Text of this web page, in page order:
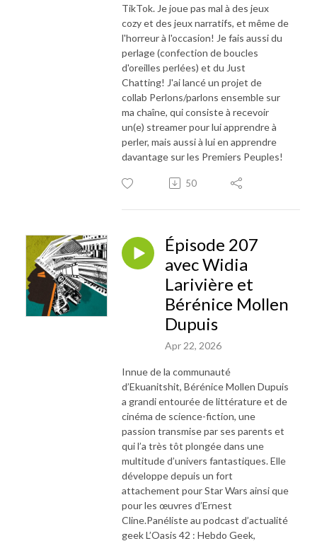
TikTok. Je joue pas mal à des jeux
cozy et des jeux narratifs, et même de
l'horreur à l'occasion! Je fais aussi du
perlage (confection de boucles
d'oreilles perlées) et du Just
Chatting! J'ai lancé un projet de
collab Perlons/parlons ensemble sur
ma chaîne, qui consiste à recevoir
un(e) streamer pour lui apprendre à
perler, mais aussi à lui en apprendre
davantage sur les Premiers Peuples!
50
Épisode 207
avec Widia
Larivière et
Bérénice Mollen
Dupuis
Apr 22, 2026
Innue de la communauté
d’Ekuanitshit, Bérénice Mollen Dupuis
a grandi entourée de littérature et de
cinéma de science-fiction, une
passion transmise par ses parents et
qui l’a très tôt plongée dans une
multitude d’univers fantastiques. Elle
développe depuis un fort
attachement pour Star Wars ainsi que
pour les œuvres d’Ernest
Cline.Panéliste au podcast d’actualité
geek L’Oasis 42 : Hebdo Geek,